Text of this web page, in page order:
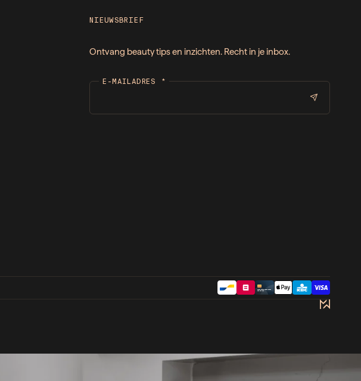
NIEUWSBRIEF
Ontvang beauty tips en inzichten. Recht in je inbox.
E-MAILADRES *